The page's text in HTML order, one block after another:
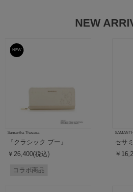
NEW
予約
NEW
Samantha Thavasa
『クラシック プー』...
￥26,400(税込)
コラボ商品
セサ
￥